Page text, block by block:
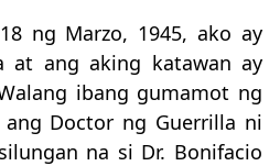
ng Marzo, 1945, ako ay
at ang aking katawan ay
ibang gumamot ng
Doctor ng Guerrilla ni
na si Dr. Bonifacio